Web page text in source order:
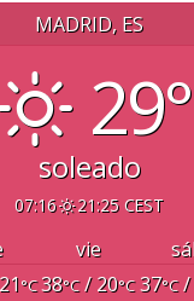
MADRID, ES
29°
soleado
07:16 21:25 CEST
vie
°C38°C/ 20°C 37°C/